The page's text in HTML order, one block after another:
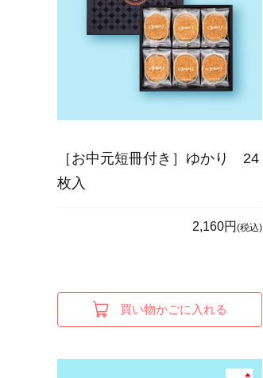
［お中元短冊付き］ゆかり 24
枚入
2,160円 (税込)
買い物かごに入れる